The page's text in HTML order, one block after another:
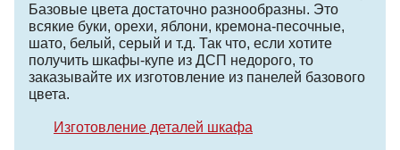
Базовые цвета достаточно разнообразны. Это
всякие буки, орехи, яблони, кремона-песочные,
шато, белый, серый и т.д. Так что, если хотите
получить шкафы-купе из ДСП недорого, то
заказывайте их изготовление из панелей базового
цвета.
Изготовление деталей шкафа